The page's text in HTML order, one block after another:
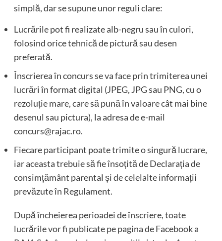
simplă, dar se supune unor reguli clare:
Lucrările pot fi realizate alb-negru sau în culori,
folosind orice tehnică de pictură sau desen
preferată.
Înscrierea în concurs se va face prin trimiterea unei
lucrări în format digital (JPEG, JPG sau PNG, cu o
rezoluție mare, care să pună în valoare cât mai bine
desenul sau pictura), la adresa de e-mail
concurs@rajac.ro.
Fiecare participant poate trimite o singură lucrare,
iar aceasta trebuie să fie însoțită de Declarația de
consimțământ parental și de celelalte informații
prevăzute în Regulament.
După încheierea perioadei de înscriere, toate
lucrările vor fi publicate pe pagina de Facebook a